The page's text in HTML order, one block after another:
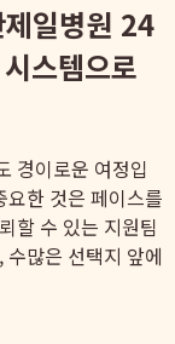
일병원 24
스템으로
경이로운 여정입
한 것은 페이스를
할 수 있는 지원팀
많은 선택지 앞에